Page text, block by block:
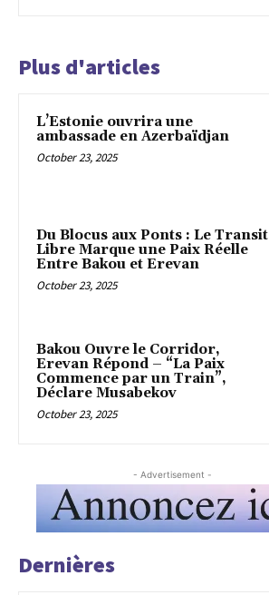
Plus d'articles
L’Estonie ouvrira une
ambassade en Azerbaïdjan
October 23, 2025
Du Blocus aux Ponts : Le Transit
Libre Marque une Paix Réelle
Entre Bakou et Erevan
October 23, 2025
Bakou Ouvre le Corridor,
Erevan Répond – “La Paix
Commence par un Train”,
Déclare Musabekov
October 23, 2025
- Advertisement -
Dernières